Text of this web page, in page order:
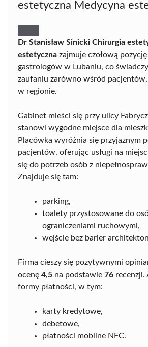
estetyczna Medycyna
Dr Stanisław Sinicki Chirurgia
estetyczna zajmuje czołową
gastrologów w Lubaniu, co
zaufaniu zarówno wśród
w regionie.
Gabinet mieści się przy ulicy
stanowi wygodne miejsce dla
Placówka wyróżnia się przyjaznym
pacjentów, oferując usługi na
się do potrzeb osób z
Znajduje się tam:
parking,
toalety przystosowane do
ograniczeniami ruchowymi,
wejście bez barier
Firma cieszy się pozytywnymi
ocenę 4,5 na podstawie 76 recenzji.
formy płatności, w tym:
karty kredytowe,
debetowe,
płatności mobilne NFC.